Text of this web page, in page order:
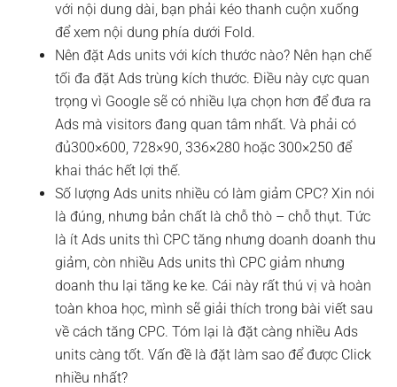
với nội dung dài, bạn phải kéo thanh cuộn xuống
để xem nội dung phía dưới Fold.
Nên đặt Ads units với kích thước nào? Nên hạn chế
tối đa đặt Ads trùng kích thước. Điều này cực quan
trọng vì Google sẽ có nhiều lựa chọn hơn để đưa ra
Ads mà visitors đang quan tâm nhất. Và phải có
đủ300×600, 728×90, 336×280 hoặc 300×250 để
khai thác hết lợi thế.
Số lượng Ads units nhiều có làm giảm CPC? Xin nói
là đúng, nhưng bản chất là chỗ thò – chỗ thụt. Tức
là ít Ads units thì CPC tăng nhưng doanh doanh thu
giảm, còn nhiều Ads units thì CPC giảm nhưng
doanh thu lại tăng ke ke. Cái này rất thú vị và hoàn
toàn khoa học, mình sẽ giải thích trong bài viết sau
về cách tăng CPC. Tóm lại là đặt càng nhiều Ads
units càng tốt. Vấn đề là đặt làm sao để được Click
nhiều nhất?